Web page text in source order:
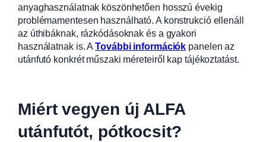
anyaghasználatnak köszönhetően hosszú évekig
problémamentesen használható. A konstrukció ellenáll
az úthibáknak, rázkódásoknak és a gyakori
használatnak is. ATovábbi információk panelen az
utánfutó konkrét műszaki méreteiről kap tájékoztatást.
Miért vegyen új ALFA
utánfutót, pótkocsit?